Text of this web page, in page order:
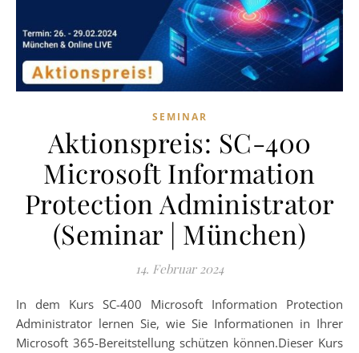
SEMINAR
Aktionspreis: SC-400
Microsoft Information
Protection Administrator
(Seminar | München)
14. Februar 2024
In dem Kurs SC-400 Microsoft Information Protection
Administrator lernen Sie, wie Sie Informationen in Ihrer
Microsoft 365-Bereitstellung schützen können.Dieser Kurs